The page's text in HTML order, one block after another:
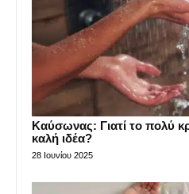
Καύσωνας: Γιατί το πολύ
καλή ιδέα?
28 Ιουνίου 2025